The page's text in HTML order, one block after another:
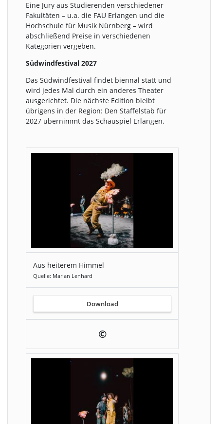
Eine Jury aus Studierenden verschiedener
Fakultäten – u.a. die FAU Erlangen und die
Hochschule für Musik Nürnberg – wird
abschließend Preise in verschiedenen
Kategorien vergeben.
Südwindfestival 2027
Das Südwindfestival findet biennal statt und
wird jedes Mal durch ein anderes Theater
ausgerichtet. Die nächste Edition bleibt
übrigens in der Region: Den Staffelstab für
2027 übernimmt das Schauspiel Erlangen.
Aus heiterem Himmel
Quelle: Marian Lenhard
Download
©